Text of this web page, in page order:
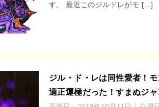
す。 最近このジルドレがモ […]
ジル・ド・レは同性愛者！
適正運極だった！すまぬジャ